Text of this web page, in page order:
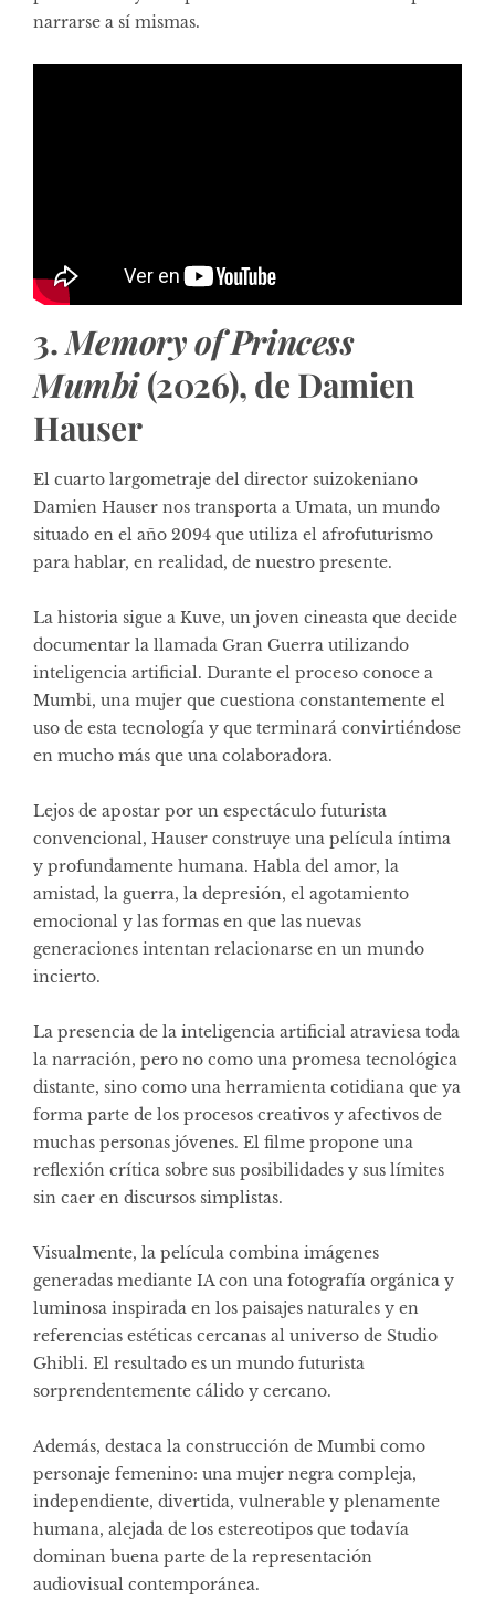
narrarse a sí mismas.
3.Memory of Princess
Mumbi(2026), de Damien
Hauser
El cuarto largometraje del director suizokeniano
Damien Hauser nos transporta a Umata, un mundo
situado en el año 2094 que utiliza el afrofuturismo
para hablar, en realidad, de nuestro presente.
La historia sigue a Kuve, un joven cineasta que decide
documentar la llamada Gran Guerra utilizando
inteligencia artificial. Durante el proceso conoce a
Mumbi, una mujer que cuestiona constantemente el
uso de esta tecnología y que terminará convirtiéndose
en mucho más que una colaboradora.
Lejos de apostar por un espectáculo futurista
convencional, Hauser construye una película íntima
y profundamente humana. Habla del amor, la
amistad, la guerra, la depresión, el agotamiento
emocional y las formas en que las nuevas
generaciones intentan relacionarse en un mundo
incierto.
La presencia de la inteligencia artificial atraviesa toda
la narración, pero no como una promesa tecnológica
distante, sino como una herramienta cotidiana que ya
forma parte de los procesos creativos y afectivos de
muchas personas jóvenes. El filme propone una
reflexión crítica sobre sus posibilidades y sus límites
sin caer en discursos simplistas.
Visualmente, la película combina imágenes
generadas mediante IA con una fotografía orgánica y
luminosa inspirada en los paisajes naturales y en
referencias estéticas cercanas al universo de Studio
Ghibli. El resultado es un mundo futurista
sorprendentemente cálido y cercano.
Además, destaca la construcción de Mumbi como
personaje femenino: una mujer negra compleja,
independiente, divertida, vulnerable y plenamente
humana, alejada de los estereotipos que todavía
dominan buena parte de la representación
audiovisual contemporánea.